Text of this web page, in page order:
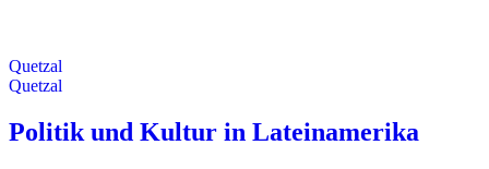
Quetzal
Quetzal
Politik und Kultur in Lateinamerika